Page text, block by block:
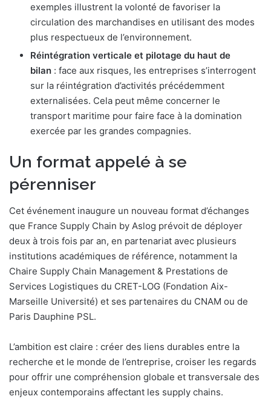
exemples illustrent la volonté de favoriser la
circulation des marchandises en utilisant des modes
plus respectueux de l’environnement.
Réintégration verticale et pilotage du haut de
bilan : face aux risques, les entreprises s’interrogent
sur la réintégration d’activités précédemment
externalisées. Cela peut même concerner le
transport maritime pour faire face à la domination
exercée par les grandes compagnies.
Un format appelé à se
pérenniser
Cet événement inaugure un nouveau format d’échanges
que France Supply Chain by Aslog prévoit de déployer
deux à trois fois par an, en partenariat avec plusieurs
institutions académiques de référence, notamment la
Chaire Supply Chain Management & Prestations de
Services Logistiques du CRET-LOG (Fondation Aix-
Marseille Université) et ses partenaires du CNAM ou de
Paris Dauphine PSL.
L’ambition est claire : créer des liens durables entre la
recherche et le monde de l’entreprise, croiser les regards
pour offrir une compréhension globale et transversale des
enjeux contemporains affectant les supply chains.